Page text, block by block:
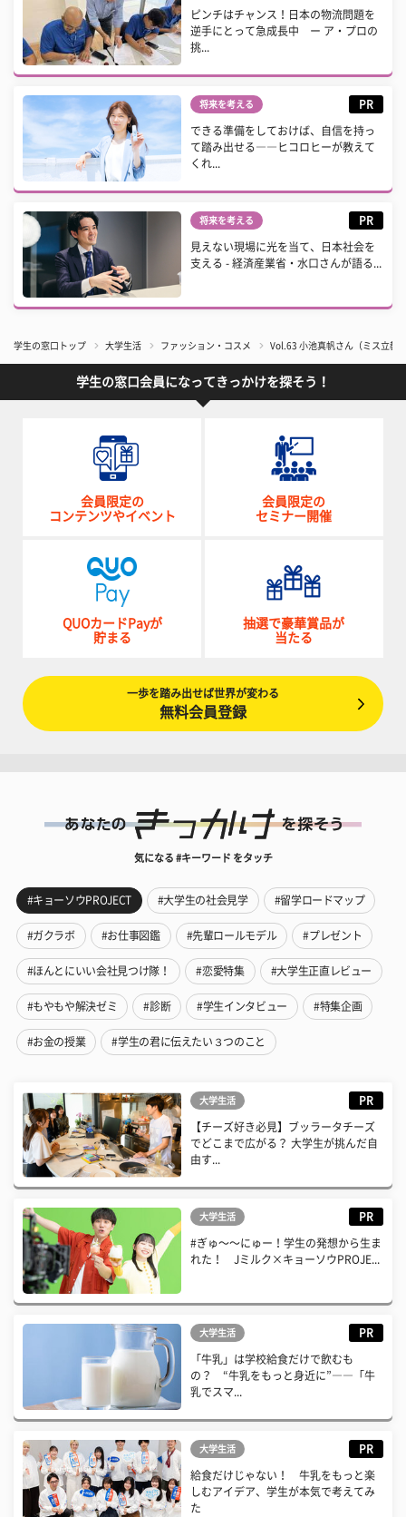
ピンチはチャンス！日本の物流問題を
逆手にとって急成長中 ー ア・プロの
挑...
将来を考える PR
できる準備をしておけば、自信を持っ
て踏み出せる――ヒコロヒーが教えて
くれ...
将来を考える PR
見えない現場に光を当て、日本社会を
支える - 経済産業省・水口さんが語る...
学生の窓口トップ 大学生活 ファッション・コスメ Vol.63 小池真帆さん（ミス立教
学生の窓口会員になってきっかけを探そう！
会員限定の
コンテンツやイベント
会員限定の
セミナー開催
QUOカードPayが
貯まる
抽選で豪華賞品が
当たる
一歩を踏み出せば世界が変わる
無料会員登録
気になる #キーワード をタッチ
#キョーソウPROJECT #大学生の社会見学 #留学ロードマップ
#ガクラボ #お仕事図鑑 #先輩ロールモデル #プレゼント
#ほんとにいい会社見つけ隊！ #恋愛特集 #大学生正直レビュー
#もやもや解決ゼミ #診断 #学生インタビュー #特集企画
#お金の授業 #学生の君に伝えたい３つのこと
大学生活 PR
【チーズ好き必見】ブッラータチーズ
でどこまで広がる？ 大学生が挑んだ自
由す...
大学生活 PR
#ぎゅ〜〜にゅー！学生の発想から生ま
れた！ Jミルク×キョーソウPROJE...
大学生活 PR
「牛乳」は学校給食だけで飲むも
の？ “牛乳をもっと身近に”――「牛
乳でスマ...
大学生活 PR
給食だけじゃない！ 牛乳をもっと楽
しむアイデア、学生が本気で考えてみ
た